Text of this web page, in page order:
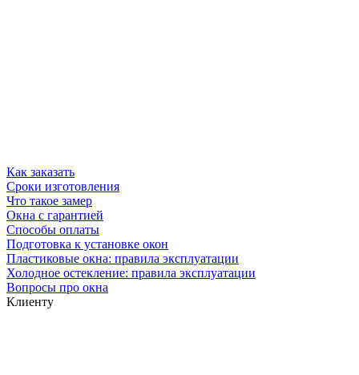
Как заказать
Сроки изготовления
Что такое замер
Окна с гарантией
Способы оплаты
Подготовка к установке окон
Пластиковые окна: правила эксплуатации
Холодное остекление: правила эксплуатации
Вопросы про окна
Клиенту